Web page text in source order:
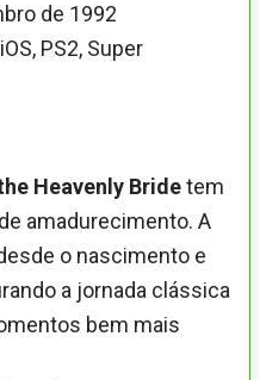
de 1992
PS2, Super
Heavenly Bridetem
amadurecimento. A
o nascimento e
a jornada clássica
bem mais